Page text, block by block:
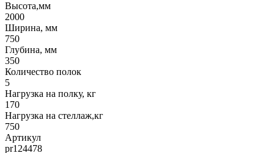
Высота,мм
2000
Ширина, мм
750
Глубина, мм
350
Количество полок
5
Нагрузка на полку, кг
170
Нагрузка на стеллаж,кг
750
Артикул
pr124478